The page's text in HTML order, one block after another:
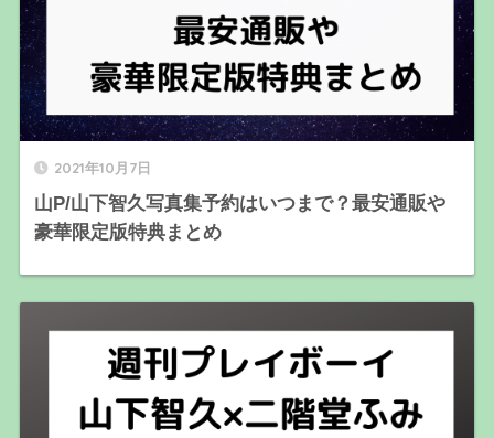
2021年10月7日
山P/山下智久写真集予約はいつまで？最安通販や
豪華限定版特典まとめ